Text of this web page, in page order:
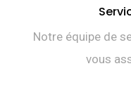
Notre équipe de
vous